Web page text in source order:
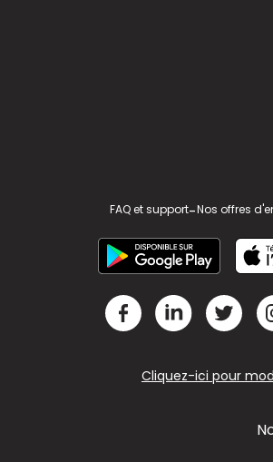
FAQ et support-Nos offres
Cliquez-ici pour